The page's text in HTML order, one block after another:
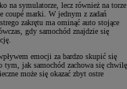
na symulatorze, lecz również na torze
coupé marki. W jednym z zadań
zakrętu ma ominąć auto stojące
gdy samochód znajdzie się
emocji za bardzo skupić się
jak samochód zachowa się chwilę
może się okazać zbyt ostre